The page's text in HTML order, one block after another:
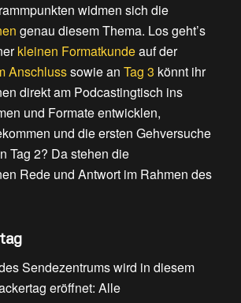
widmen sich die
genau diesem Thema. Los geht’s
kleinen Formatkundeauf der
Anschlusssowie an Tag 3 könnt ihr
direkt am Podcastingtisch ins
und Formate entwicklen,
und die ersten Gehversuche
Tag 2? Da stehen die
Rede und Antwort im Rahmen des
Sendezentrums wird in diesem
eröffnet: Alle